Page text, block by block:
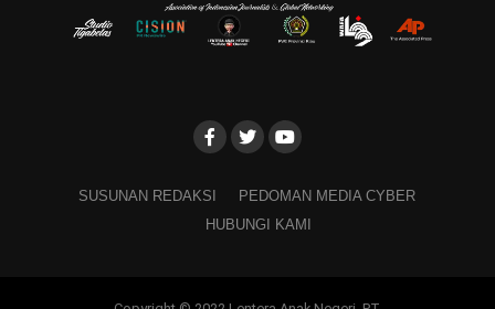
SUSUNAN REDAKSI
PEDOMAN MEDIA CYBER
HUBUNGI KAMI